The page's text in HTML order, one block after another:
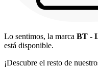
Lo sentimos, la marca BT -
está disponible.
¡Descubre el resto de